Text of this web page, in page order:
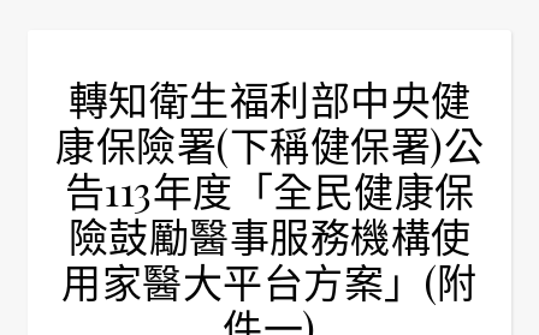
轉知衛生福利部中央健
康保險署(下稱健保署)公
告113年度「全民健康保
險鼓勵醫事服務機構使
用家醫大平台方案」(附